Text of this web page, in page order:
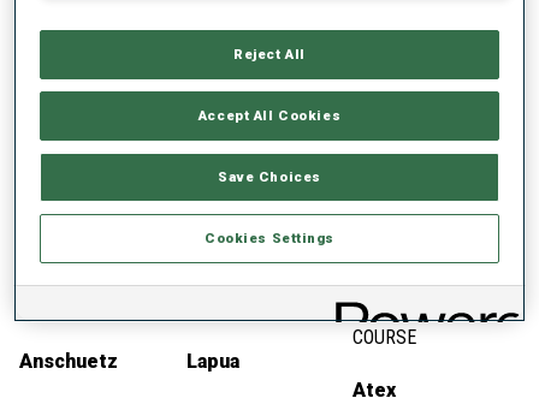
ÉQUIPEMENTS
SKIS
Salomon
BÂTONS DE SKI CHAUSSURES DE SKI
Anschuetz Lapua
COMBINAISON DE
COURSE
Atex
Reject All
Accept All Cookies
Save Choices
Cookies Settings